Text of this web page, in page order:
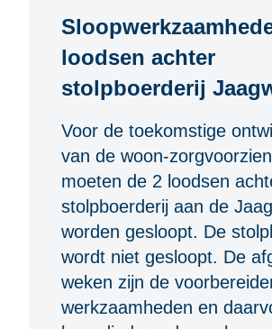
loodsen achter
stolpboerderij
Voor de toekomstige
van de woon-
moeten de 2 loodsen
stolpboerderij aan de
worden gesloopt. De
wordt niet gesloopt. De
weken zijn de
werkzaamheden en